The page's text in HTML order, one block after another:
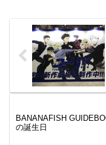
BANANAFISH
の誕生日